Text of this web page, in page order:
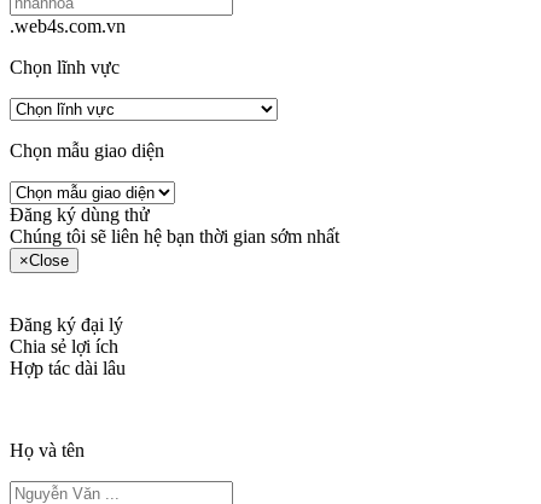
.web4s.com.vn
Chọn lĩnh vực
Chọn mẫu giao diện
Đăng ký dùng thử
Chúng tôi sẽ liên hệ bạn thời gian sớm nhất
×Close
Đăng ký đại lý
Chia sẻ lợi ích
Hợp tác dài lâu
Họ và tên